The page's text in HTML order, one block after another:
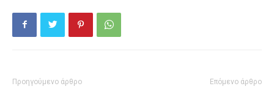
Προηγούμενο άρθρο Επόμενο άρθρο